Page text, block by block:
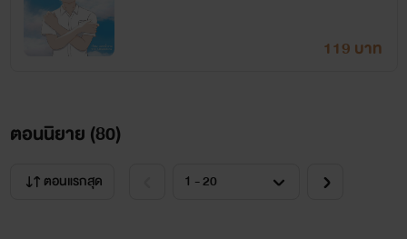
จะแจ้ง ถ้าไม่แจ้งแปลว่าหลับวันถัดมาจะลงเพิ่ม 2ตอนนะคะ
6.เปิดให้อ่านฟรีจนกว่าจะจบเรื่อง หลังจากจบเรื่อง 24ชม.ให้อ่าน
ตั้งแต่ตอนที่ 6จนถึงตอนจบ
7.ไม่ควรก๊อปปี้เนื้อหา ใดๆ ก็ตามที่เป็นขโมยผลงานไปดัดแปลง
119 บาท
ตอนนิยาย (80)
ตอนแรกสุด